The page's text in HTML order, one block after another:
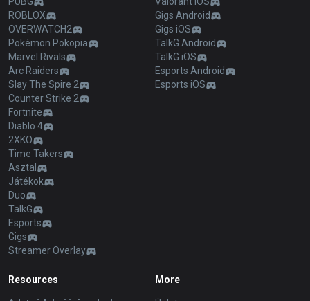
ROBLOX
OVERWATCH2
Pokémon Pokopia
Marvel Rivals
Arc Raiders
Slay The Spire 2
Counter Strike 2
Fortnite
Diablo 4
2XKO
Time Takers
Asztal
Játékok
Duo
TalkG
Esports
Gigs
Streamer Overlay
Gigs Android
Gigs iOS
TalkG Android
TalkG iOS
Esports Android
Esports iOS
Resources More